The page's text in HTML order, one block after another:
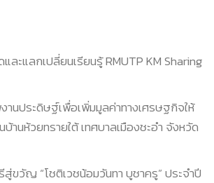
ละแลกเปลี่ยนเรียนรู้ RMUTP KM Sharing
นประดิษฐ์เพื่อเพิ่มมูลค่าทางเศรษฐกิจให้
านห้วยทรายใต้ เทศบาลเมืองชะอำ จังหวัด
ขวัญ “โชติเวชน้อมวันทา บูชาครู” ประจำปี